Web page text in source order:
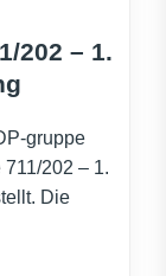
202 – 1.
gruppe
202 – 1.
Die